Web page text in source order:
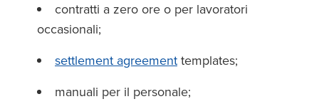
contratti a zero ore o per lavoratori
occasionali;
settlement agreement templates;
manuali per il personale;